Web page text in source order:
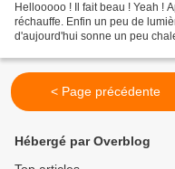
Hellooooo ! Il fait beau ! Yeah !
réchauffe. Enfin un peu de
d'aujourd'hui sonne un peu
< Page précédente
Hébergé par Overblog